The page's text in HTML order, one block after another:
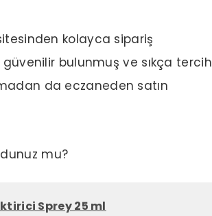
sitesinden kolayca sipariş
bulunmuş ve sıkça tercih
da eczaneden satın
mu?
Sprey 25 ml